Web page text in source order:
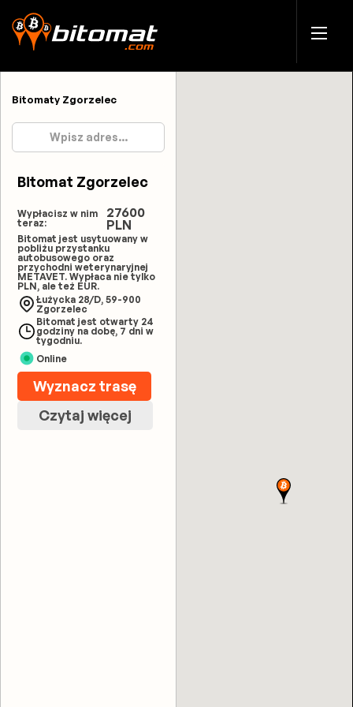
Bitomaty Zgorzelec
Bitomat Zgorzelec
Wypłacisz w nim
teraz:
27600
PLN
Bitomat jest usytuowany w
pobliżu przystanku
autobusowego oraz
przychodni weterynaryjnej
METAVET. Wypłaca nie tylko
PLN, ale też EUR.
Łużycka 28/D, 59-900
Zgorzelec
Bitomat jest otwarty 24
godziny na dobę, 7 dni w
tygodniu.
Online
Wyznacz trasę
Czytaj więcej